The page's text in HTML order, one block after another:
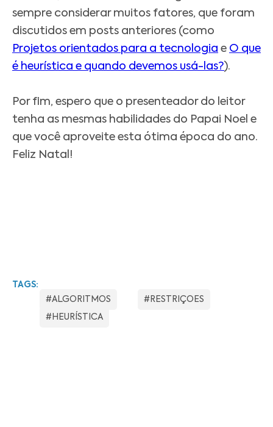
sempre considerar muitos fatores, que foram
discutidos em posts anteriores (como
Projetos orientados para a tecnologia e O que
é heurística e quando devemos usá-las?).
Por fim, espero que o presenteador do leitor
tenha as mesmas habilidades do Papai Noel e
que você aproveite esta ótima época do ano.
Feliz Natal!
TAGS:
#ALGORITMOS
#RESTRIÇOES
#HEURÍSTICA